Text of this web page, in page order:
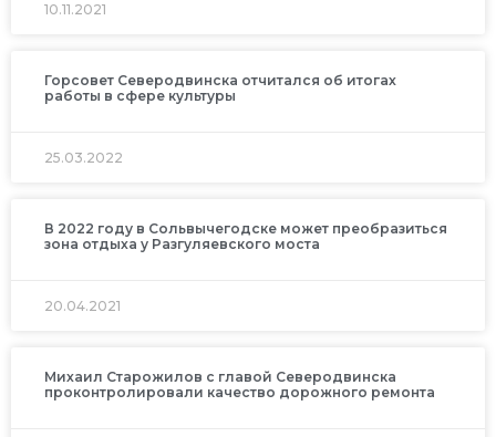
10.11.2021
Горсовет Северодвинска отчитался об итогах
работы в сфере культуры
25.03.2022
В 2022 году в Сольвычегодске может преобразиться
зона отдыха у Разгуляевского моста
20.04.2021
Михаил Старожилов с главой Северодвинска
проконтролировали качество дорожного ремонта